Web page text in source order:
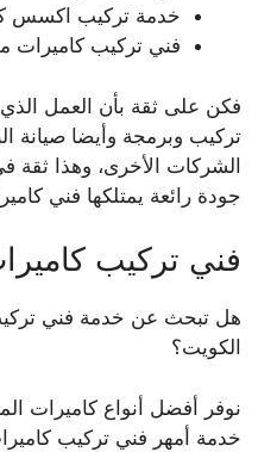
خدمة تركيب اكسس
فني تركيب
فكن على ثقة بأن العمل
تركيب وبرمجة وأيضا صيانة
الشركات الأخرى، وهذا ثقة
جودة رائعة يمتلكها فني
فني تركيب
هل تبحث عن خدمة فني
الكويت؟
نوفر أفضل أنواع كاميرات
خدمة أمهر فني تركيب